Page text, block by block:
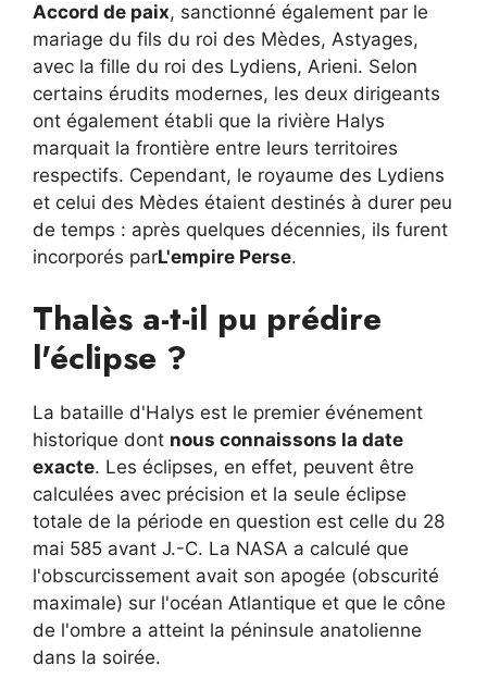
Accord de paix, sanctionné également par le
mariage du fils du roi des Mèdes, Astyages,
avec la fille du roi des Lydiens, Arieni. Selon
certains érudits modernes, les deux dirigeants
ont également établi que la rivière Halys
marquait la frontière entre leurs territoires
respectifs. Cependant, le royaume des Lydiens
et celui des Mèdes étaient destinés à durer peu
de temps : après quelques décennies, ils furent
incorporés parL'empire Perse.
Thalès a-t-il pu prédire
l'éclipse ?
La bataille d'Halys est le premier événement
historique dont nous connaissons la date
exacte. Les éclipses, en effet, peuvent être
calculées avec précision et la seule éclipse
totale de la période en question est celle du 28
mai 585 avant J.-C. La NASA a calculé que
l'obscurcissement avait son apogée (obscurité
maximale) sur l'océan Atlantique et que le cône
de l'ombre a atteint la péninsule anatolienne
dans la soirée.